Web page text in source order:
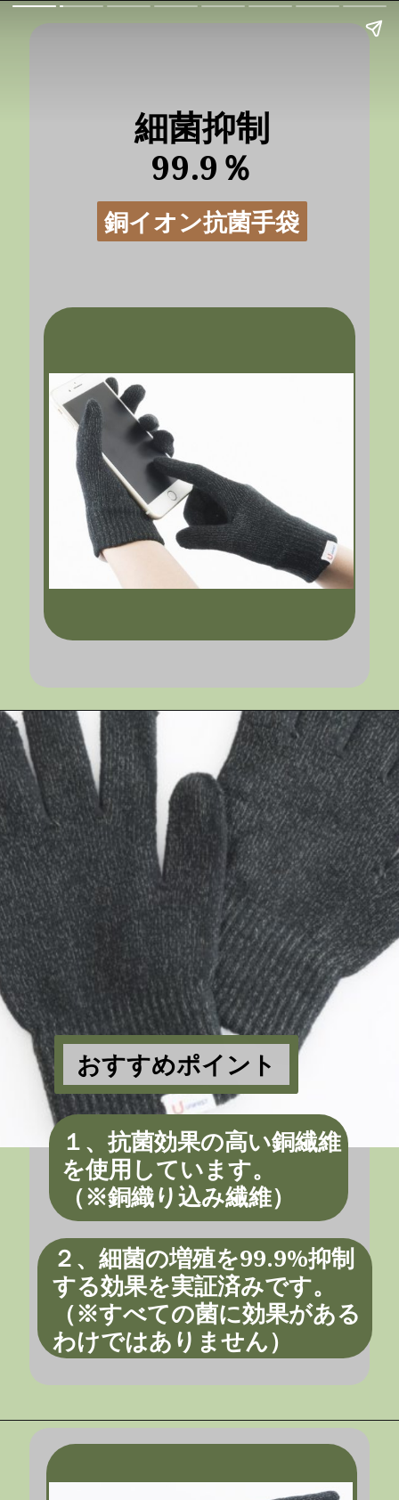
銅イオン抗菌手袋
銅イオン抗菌手袋
細菌抑制
99.9％
２、細菌の増殖を99.9%抑制
する効果を実証済みです。
（※すべての菌に効果がある
わけではありません）
１、抗菌効果の高い銅繊維
を使用しています。
（※銅織り込み繊維）
おすすめポイント